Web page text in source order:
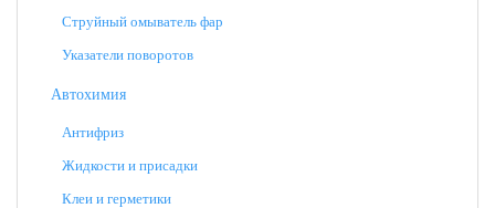
Струйный омыватель фар
Указатели поворотов
Автохимия
Антифриз
Жидкости и присадки
Клеи и герметики